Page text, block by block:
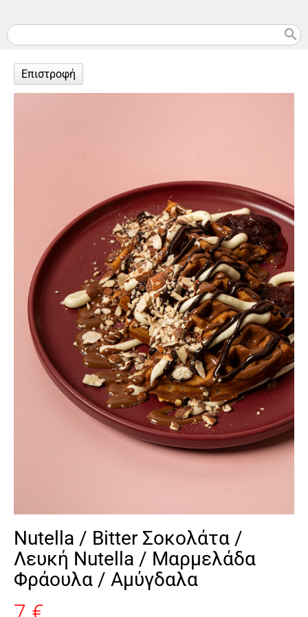
search
Επιστροφή
Nutella / Bitter Σοκολάτα /
Λευκή Nutella / Μαρμελάδα
Φράουλα / Αμύγδαλα